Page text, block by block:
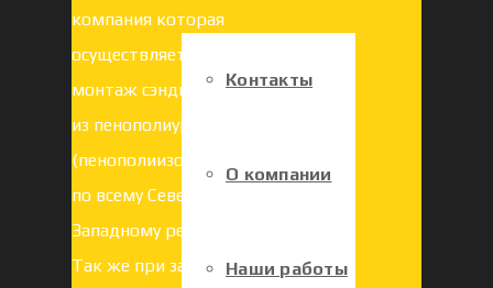
Контакты
О компании
Наши работы
компания которая
осуществляет продажу и
монтаж сэндвич панелей
из пенополиуретана
(пенополиизоцианурата)
по всему Северо-
Западному региону РФ.
Так же при заводе есть